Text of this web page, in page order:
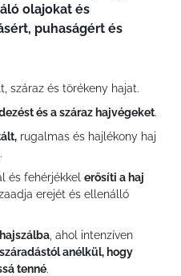
olajokat és
puhaságért és
száraz és törékeny hajat.
és a száraz hajvégeket.
rugalmas és hajlékony haj
és fehérjékkel erősíti a haj
erejét és ellenálló
, ahol intenzíven
anélkül, hogy
tenné.